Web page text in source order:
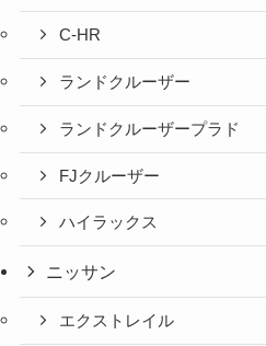
C-HR
ランドクルーザー
ランドクルーザープラド
FJクルーザー
ハイラックス
ニッサン
エクストレイル